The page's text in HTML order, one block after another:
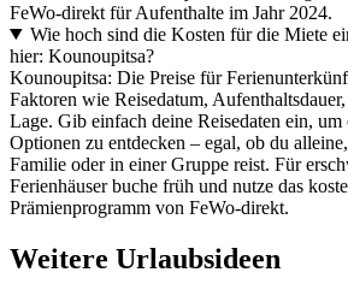
FeWo-direkt für Aufenthalte im Jahr 2024.
Wie hoch sind die Kosten für die Miete
hier: Kounoupitsa?
Kounoupitsa: Die Preise für
Faktoren wie Reisedatum,
Lage. Gib einfach deine Reisedaten ein,
Optionen zu entdecken – egal, ob du
Familie oder in einer Gruppe reist. Für
Ferienhäuser buche früh und nutze das
Prämienprogramm von FeWo-direkt.
Weitere Urlaubsideen